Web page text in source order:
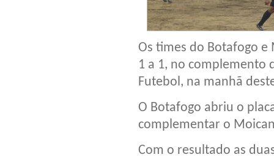
Os times do Botafogo
1 a 1, no complemento
Futebol, na manhã
O Botafogo abriu o
complementar o
Com o resultado as